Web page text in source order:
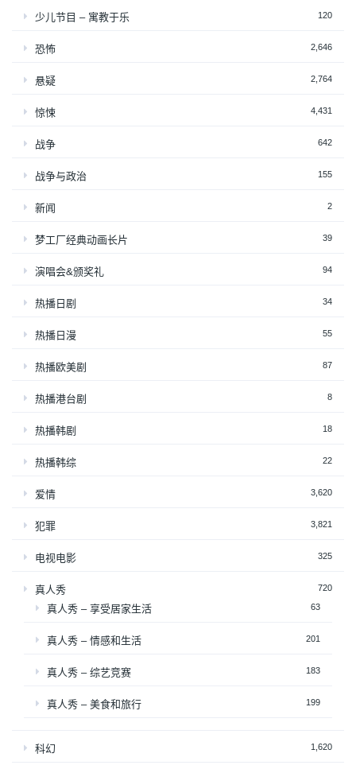
少儿节目 – 寓教于乐 120
恐怖 2,646
悬疑 2,764
惊悚 4,431
战争 642
战争与政治 155
新闻 2
梦工厂经典动画长片 39
演唱会&颁奖礼 94
热播日剧 34
热播日漫 55
热播欧美剧 87
热播港台剧 8
热播韩剧 18
热播韩综 22
爱情 3,620
犯罪 3,821
电视电影 325
真人秀 720
真人秀 – 享受居家生活 63
真人秀 – 情感和生活 201
真人秀 – 综艺竞赛 183
真人秀 – 美食和旅行 199
科幻 1,620